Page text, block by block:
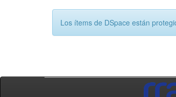
Los ítems de DSpace están